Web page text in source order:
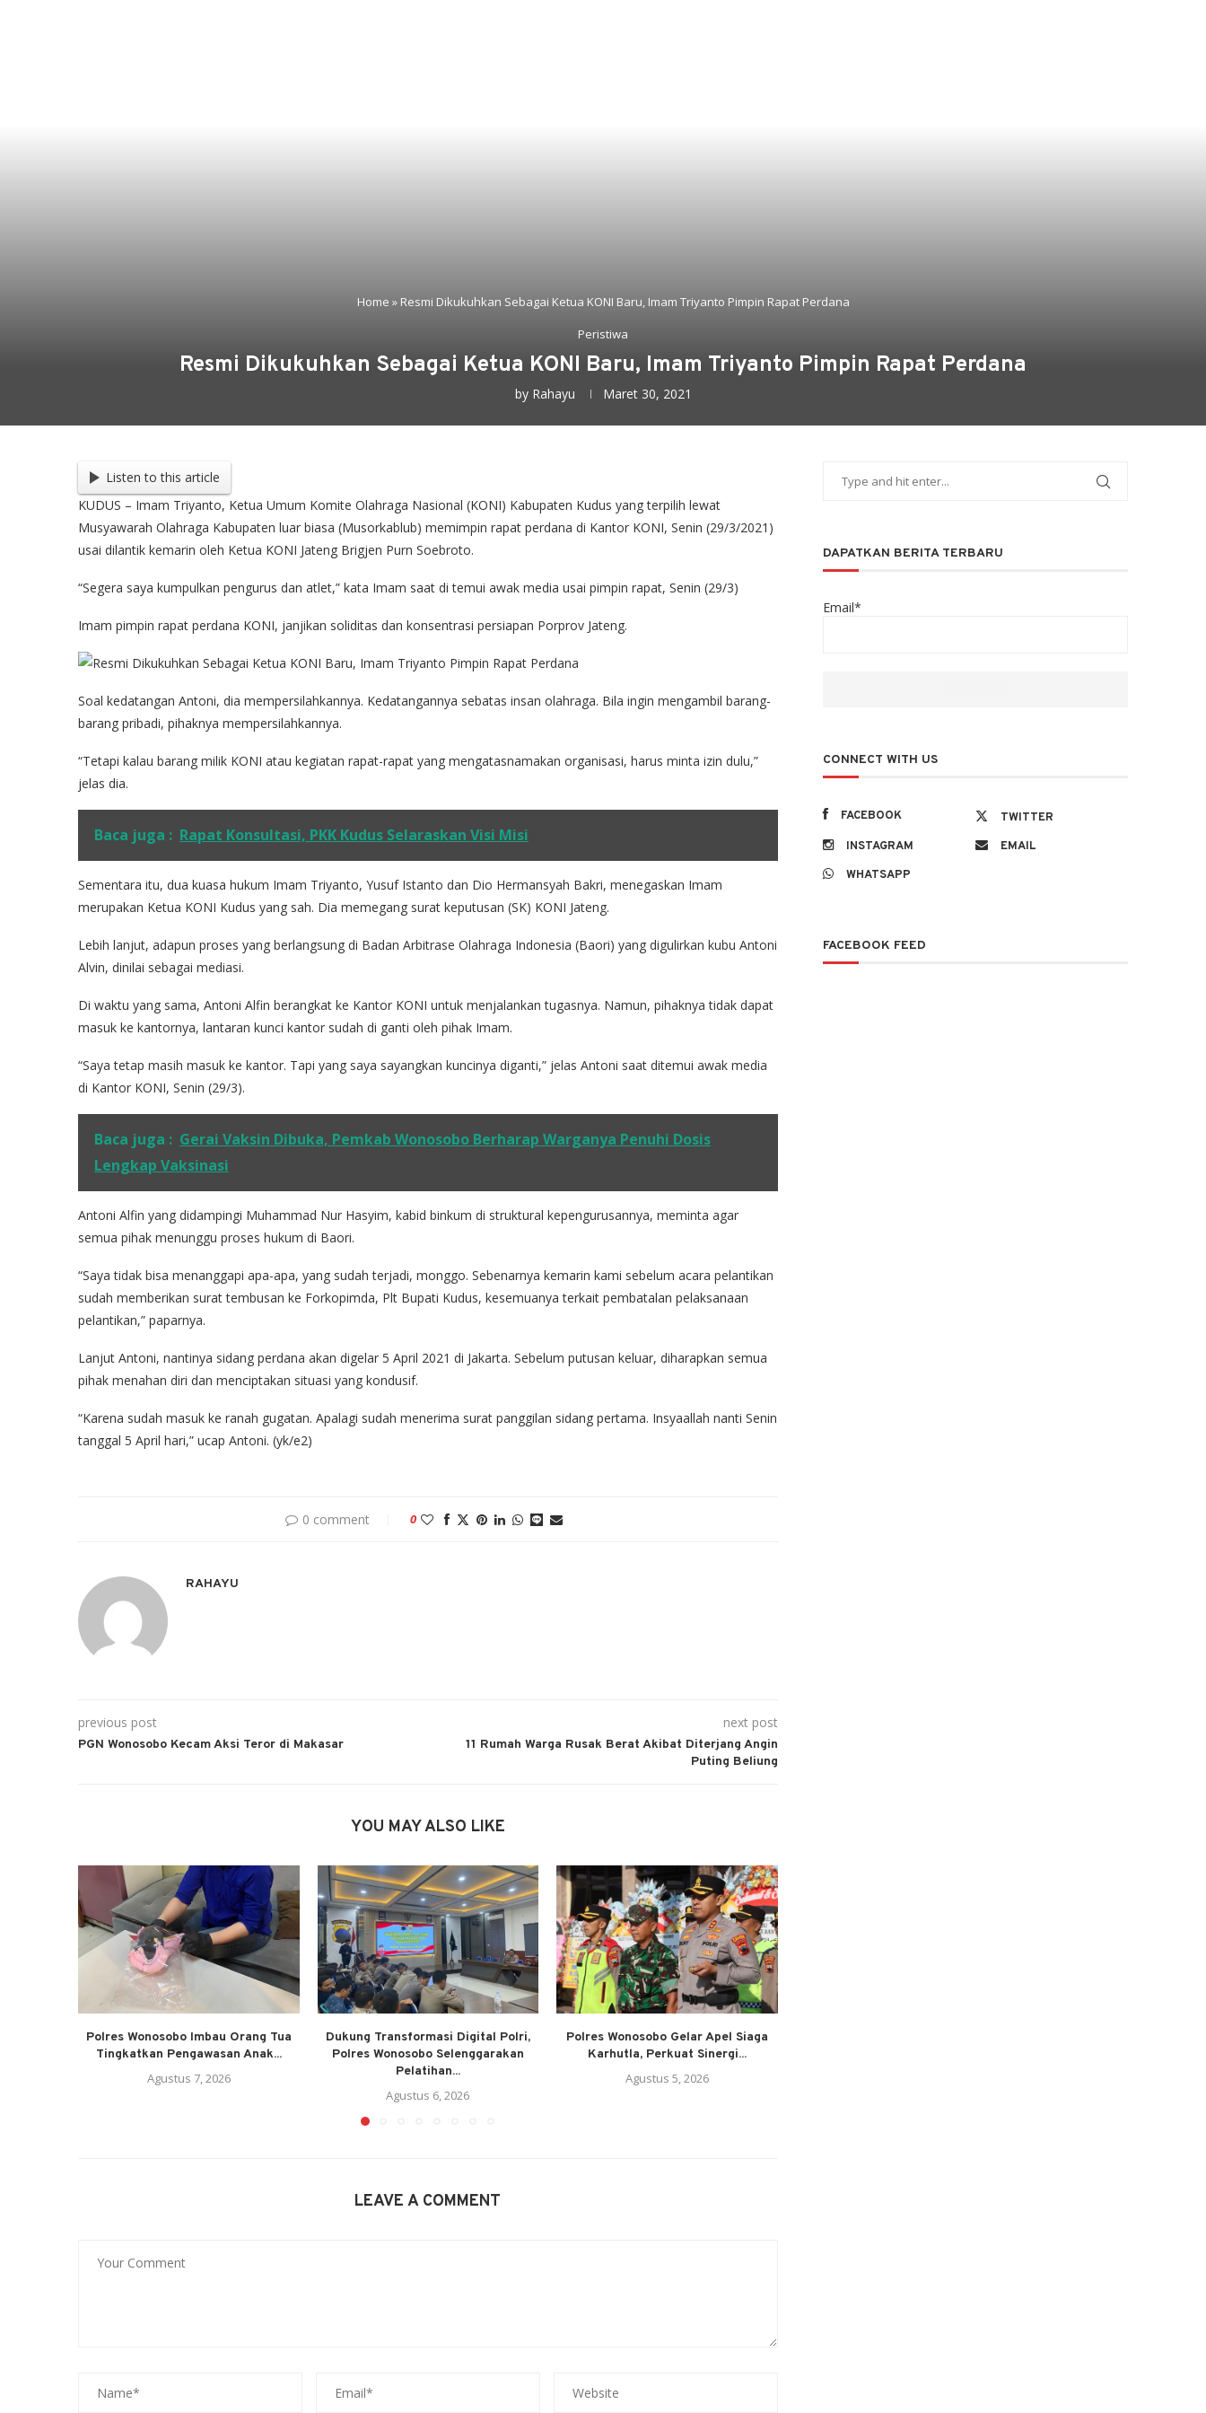
Home » Resmi Dikukuhkan Sebagai Ketua KONI Baru, Imam Triyanto Pimpin Rapat Perdana
Peristiwa
Resmi Dikukuhkan Sebagai Ketua KONI Baru, Imam Triyanto Pimpin Rapat Perdana
by Rahayu Maret 30, 2021
Listen to this article
KUDUS – Imam Triyanto, Ketua Umum Komite Olahraga Nasional (KONI) Kabupaten Kudus yang terpilih lewat
Musyawarah Olahraga Kabupaten luar biasa (Musorkablub) memimpin rapat perdana di Kantor KONI, Senin (29/3/2021)
usai dilantik kemarin oleh Ketua KONI Jateng Brigjen Purn Soebroto.
“Segera saya kumpulkan pengurus dan atlet,” kata Imam saat di temui awak media usai pimpin rapat, Senin (29/3)
Imam pimpin rapat perdana KONI, janjikan soliditas dan konsentrasi persiapan Porprov Jateng.
Soal kedatangan Antoni, dia mempersilahkannya. Kedatangannya sebatas insan olahraga. Bila ingin mengambil barang-
barang pribadi, pihaknya mempersilahkannya.
“Tetapi kalau barang milik KONI atau kegiatan rapat-rapat yang mengatasnamakan organisasi, harus minta izin dulu,”
jelas dia.
Baca juga : Rapat Konsultasi, PKK Kudus Selaraskan Visi Misi
Sementara itu, dua kuasa hukum Imam Triyanto, Yusuf Istanto dan Dio Hermansyah Bakri, menegaskan Imam
merupakan Ketua KONI Kudus yang sah. Dia memegang surat keputusan (SK) KONI Jateng.
Lebih lanjut, adapun proses yang berlangsung di Badan Arbitrase Olahraga Indonesia (Baori) yang digulirkan kubu Antoni
Alvin, dinilai sebagai mediasi.
Di waktu yang sama, Antoni Alfin berangkat ke Kantor KONI untuk menjalankan tugasnya. Namun, pihaknya tidak dapat
masuk ke kantornya, lantaran kunci kantor sudah di ganti oleh pihak Imam.
“Saya tetap masih masuk ke kantor. Tapi yang saya sayangkan kuncinya diganti,” jelas Antoni saat ditemui awak media
di Kantor KONI, Senin (29/3).
Baca juga : Gerai Vaksin Dibuka, Pemkab Wonosobo Berharap Warganya Penuhi Dosis
Lengkap Vaksinasi
Antoni Alfin yang didampingi Muhammad Nur Hasyim, kabid binkum di struktural kepengurusannya, meminta agar
semua pihak menunggu proses hukum di Baori.
“Saya tidak bisa menanggapi apa-apa, yang sudah terjadi, monggo. Sebenarnya kemarin kami sebelum acara pelantikan
sudah memberikan surat tembusan ke Forkopimda, Plt Bupati Kudus, kesemuanya terkait pembatalan pelaksanaan
pelantikan,” paparnya.
Lanjut Antoni, nantinya sidang perdana akan digelar 5 April 2021 di Jakarta. Sebelum putusan keluar, diharapkan semua
pihak menahan diri dan menciptakan situasi yang kondusif.
“Karena sudah masuk ke ranah gugatan. Apalagi sudah menerima surat panggilan sidang pertama. Insyaallah nanti Senin
tanggal 5 April hari,” ucap Antoni. (yk/e2)
0 comment 0
RAHAYU
previous post
PGN Wonosobo Kecam Aksi Teror di Makasar
next post
11 Rumah Warga Rusak Berat Akibat Diterjang Angin
Puting Beliung
YOU MAY ALSO LIKE
Polres Wonosobo Imbau Orang Tua
Tingkatkan Pengawasan Anak...
Agustus 7, 2026
Dukung Transformasi Digital Polri,
Polres Wonosobo Selenggarakan
Pelatihan...
Agustus 6, 2026
Polres Wonosobo Gelar Apel Siaga
Karhutla, Perkuat Sinergi...
Agustus 5, 2026
LEAVE A COMMENT
DAPATKAN BERITA TERBARU
Email*
CONNECT WITH US
FACEBOOK
TWITTER
INSTAGRAM
EMAIL
WHATSAPP
FACEBOOK FEED